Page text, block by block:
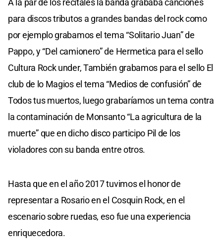
para discos tributos a grandes bandas del rock como
por ejemplo grabamos el tema “Solitario Juan” de
Pappo, y “Del camionero” de Hermetica para el sello
Cultura Rock under, También grabamos para el sello El
club de lo Magios el tema “Medios de confusión” de
Todos tus muertos, luego grabaríamos un tema contra
la contaminación de Monsanto “La agricultura de la
muerte” que en dicho disco participo Pil de los
violadores con su banda entre otros.
Hasta que en el año 2017 tuvimos el honor de
representar a Rosario en el Cosquin Rock, en el
escenario sobre ruedas, eso fue una experiencia
enriquecedora.